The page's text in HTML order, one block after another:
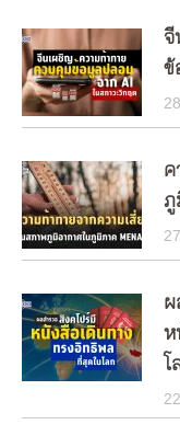
จี
ข้
ค
ภู
ผ
ห
โ